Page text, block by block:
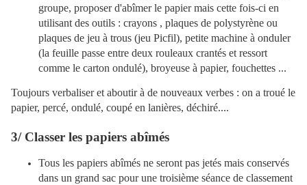
groupe, proposer d'abîmer le papier mais cette fois-ci en
utilisant des outils : crayons , plaques de polystyrène ou
plaques de jeu à trous (jeu Picfil), petite machine à onduler
(la feuille passe entre deux rouleaux crantés et ressort
comme le carton ondulé), broyeuse à papier, fouchettes ...
Toujours verbaliser et aboutir à de nouveaux verbes : on a troué le
papier, percé, ondulé, coupé en lanières, déchiré....
3/ Classer les papiers abîmés
Tous les papiers abîmés ne seront pas jetés mais conservés
dans un grand sac pour une troisième séance de classement